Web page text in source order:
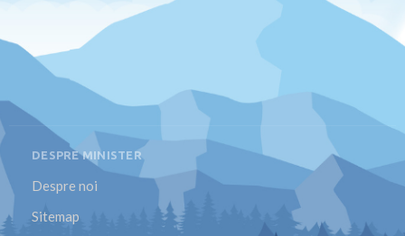
DESPRE MINISTER
Despre noi
Sitemap